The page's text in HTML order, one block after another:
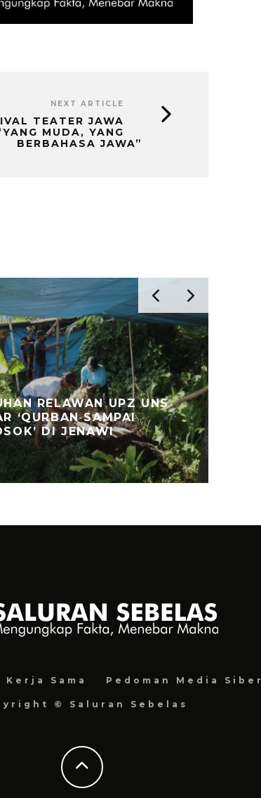
NEXT ARTICLE
TEATER JAWA
MUDA, YANG
BERBAHASA JAWA”
RELAWAN UPZ UNS
‘QURBAN SAMPAI
DI JENAWI
Kerja Sama Pedoman Media Siber
© Saluran Sebelas